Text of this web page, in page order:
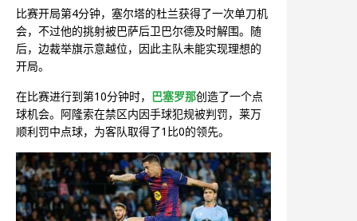
比赛开局第4分钟，塞尔塔的杜兰获得了一次单刀机
会，不过他的挑射被巴萨后卫巴尔德及时解围。随
后，边裁举旗示意越位，因此主队未能实现理想的
开局。
在比赛进行到第10分钟时， 巴塞罗那创造了一个点
球机会。阿隆索在禁区内因手球犯规被判罚，莱万
顺利罚中点球，为客队取得了1比0的领先。